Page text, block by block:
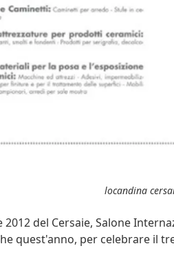
locandina
2012 del Cersaie, Salone
quest'anno, per celebrare il